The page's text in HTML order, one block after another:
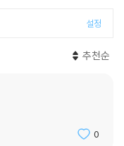
로 남아 있는 것이 아니라,
는 옆으로 잠시 치워두라.
설정
추천순
0